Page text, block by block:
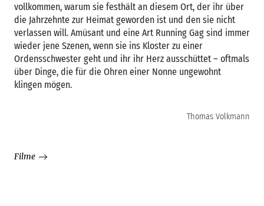
vollkommen, warum sie festhält an diesem Ort, der ihr über
die Jahrzehnte zur Heimat geworden ist und den sie nicht
verlassen will. Amüsant und eine Art Running Gag sind immer
wieder jene Szenen, wenn sie ins Kloster zu einer
Ordensschwester geht und ihr ihr Herz ausschüttet – oftmals
über Dinge, die für die Ohren einer Nonne ungewohnt
klingen mögen.
Thomas Volkmann
Filme